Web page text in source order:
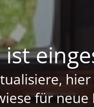
für neue